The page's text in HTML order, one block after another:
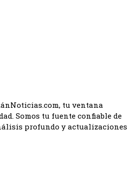
tu ventana
Somos tu fuente confiable de
profundo y actualizaciones